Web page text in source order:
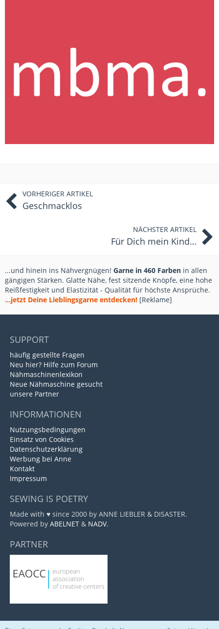
VORHERIGER ARTIKEL
Geschmacklos
NÄCHSTER ARTIKEL
Für Dich mein Kind…
...und hinein ins Nähvergnügen! Garne in 460 Farben in allen
gängigen Stärken. Glatte Nähe, fest sitzende Knöpfe, eine hohe
Reißfestigkeit und Elastizität - Qualität für höchste Ansprüche.
...jetzt Deine Lieblingsgarne entdecken! [Reklame]
SUPPORT
häufig gestellte Fragen
Neu hier? Hilfe zum Forum
Nähmaschinenlexikon
Neue Nähmaschine gesucht
unsere Partner
INFORMATIONEN
Nutzungsbedingungen
Einsatz von Cookies
Datenschutzerklärung
Werbung bei Anne
Kontakt
Impressum
SEWING IS POETRY
Made with ♥ since 2000 by ANNE LIEBLER & DISASTER.
Powered by ABELNET & NADV.
PARTNER